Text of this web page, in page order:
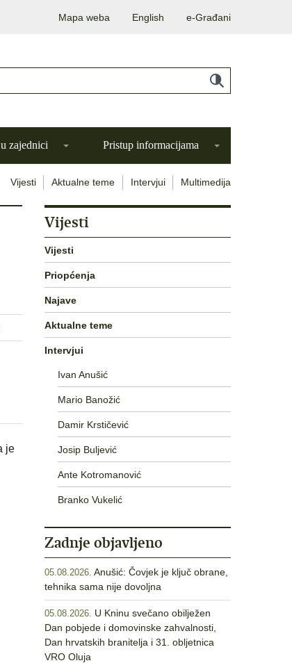
Mapa weba English e-Građani
zajednici Pristup informacijama
Vijesti Aktualne teme Intervjui Multimedija
je
Vijesti
Vijesti
Priopćenja
Najave
Aktualne teme
Intervjui
Ivan Anušić
Mario Banožić
Damir Krstičević
Josip Buljević
Ante Kotromanović
Branko Vukelić
Zadnje objavljeno
05.08.2026. Anušić: Čovjek je ključ obrane,
tehnika sama nije dovoljna
05.08.2026. U Kninu svečano obilježen
Dan pobjede i domovinske zahvalnosti,
Dan hrvatskih branitelja i 31. obljetnica
VRO Oluja